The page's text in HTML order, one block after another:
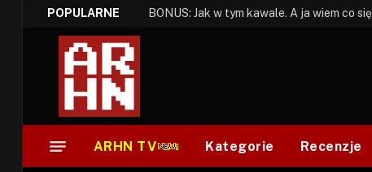
POPULARNE
ARHN TV Kategorie Recenzje